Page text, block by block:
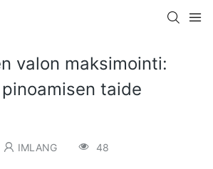
valon maksimointi:
taide
IMLANG 48